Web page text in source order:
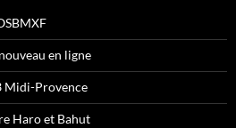
en ligne
Midi-Provence
Haro et Bahut